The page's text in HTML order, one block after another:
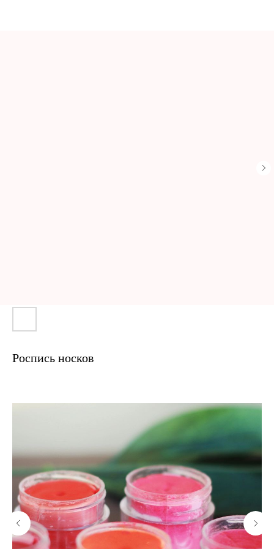
Роспись носков